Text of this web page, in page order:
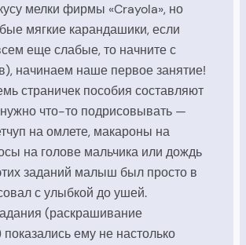
мелки фирмы «Crayola», но
мягкие карандашики, если
еще слабые, то начните с
начинаем наше первое занятие!
страничек пособия составляют
нужно что-то подрисовывать —
на омлете, макароны на
на голове мальчика или дождь
заданий малыш был просто в
с улыбкой до ушей.
(раскрашивание
ему не настолько